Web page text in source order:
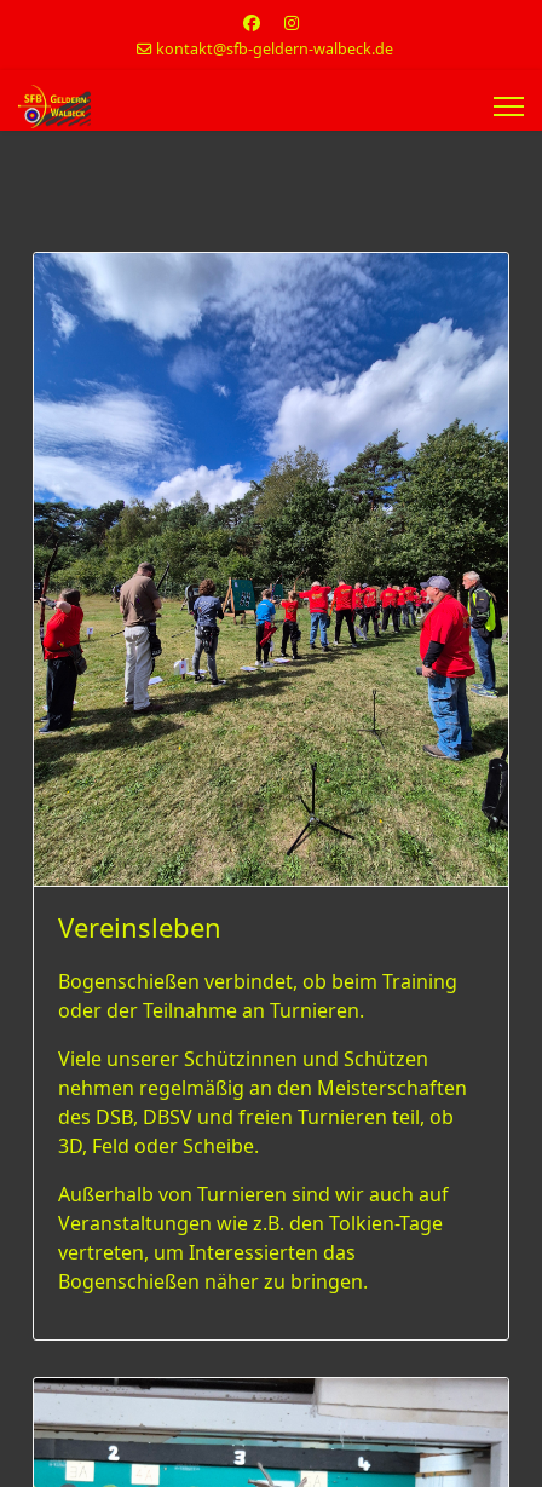
kontakt@sfb-geldern-walbeck.de
Vereinsleben
Bogenschießen verbindet, ob beim Training
oder der Teilnahme an Turnieren.
Viele unserer Schützinnen und Schützen
nehmen regelmäßig an den Meisterschaften
des DSB, DBSV und freien Turnieren teil, ob
3D, Feld oder Scheibe.
Außerhalb von Turnieren sind wir auch auf
Veranstaltungen wie z.B. den Tolkien-Tage
vertreten, um Interessierten das
Bogenschießen näher zu bringen.